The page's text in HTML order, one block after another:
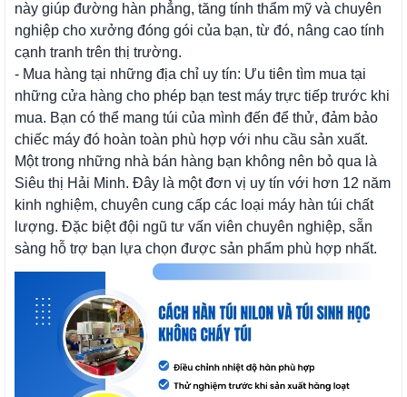
này giúp đường hàn phẳng, tăng tính thẩm mỹ và chuyên
nghiệp cho xưởng đóng gói của bạn, từ đó, nâng cao tính
cạnh tranh trên thị trường.
- Mua hàng tại những địa chỉ uy tín: Ưu tiên tìm mua tại
những cửa hàng cho phép bạn test máy trực tiếp trước khi
mua. Bạn có thể mang túi của mình đến để thử, đảm bảo
chiếc máy đó hoàn toàn phù hợp với nhu cầu sản xuất.
Một trong những nhà bán hàng bạn không nên bỏ qua là
Siêu thị Hải Minh. Đây là một đơn vị uy tín với hơn 12 năm
kinh nghiệm, chuyên cung cấp các loại máy hàn túi chất
lượng. Đặc biệt đội ngũ tư vấn viên chuyên nghiệp, sẵn
sàng hỗ trợ bạn lựa chọn được sản phẩm phù hợp nhất.